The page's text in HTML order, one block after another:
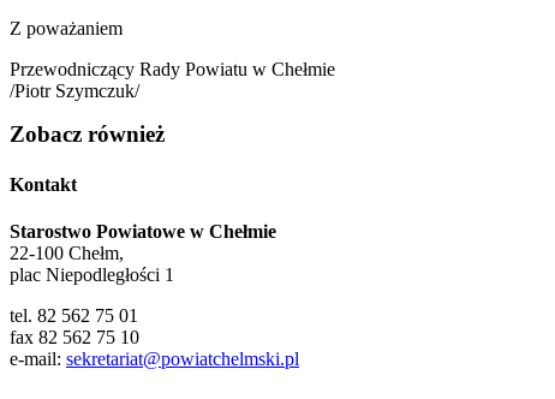
Z poważaniem
Przewodniczący Rady Powiatu w Chełmie
/Piotr Szymczuk/
Zobacz również
Kontakt
Starostwo Powiatowe w Chełmie
22-100 Chełm,
plac Niepodległości 1
tel. 82 562 75 01
fax 82 562 75 10
e-mail: sekretariat@powiatchelmski.pl